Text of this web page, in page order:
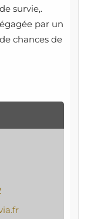
survie,.
par un
chances de